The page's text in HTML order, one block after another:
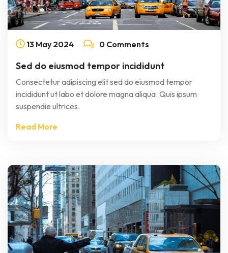
13 May 2024 0 Comments
Sed do eiusmod tempor incididunt
Consectetur adipiscing elit sed do eiusmod tempor
incididunt ut labo et dolore magna aliqua. Quis ipsum
suspendie ultrices.
Read More